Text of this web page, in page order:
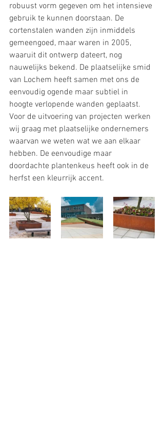
robuust vorm gegeven om het intensieve
gebruik te kunnen doorstaan. De
cortenstalen wanden zijn inmiddels
gemeengoed, maar waren in 2005,
waaruit dit ontwerp dateert, nog
nauwelijks bekend. De plaatselijke smid
van Lochem heeft samen met ons de
eenvoudig ogende maar subtiel in
hoogte verlopende wanden geplaatst.
Voor de uitvoering van projecten werken
wij graag met plaatselijke ondernemers
waarvan we weten wat we aan elkaar
hebben. De eenvoudige maar
doordachte plantenkeus heeft ook in de
herfst een kleurrijk accent.